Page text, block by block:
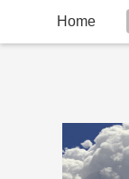
Home